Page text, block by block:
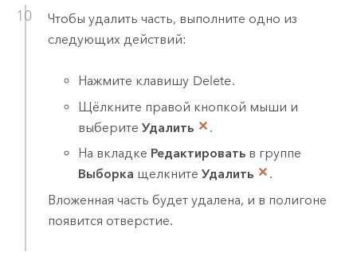
Чтобы удалить часть, выполните одно из
следующих действий:
Нажмите клавишу Delete.
Щёлкните правой кнопкой мыши и
выберитеУдалить
.
На вкладке Редактировать в группе
Выборка щелкнитеУдалить
.
Вложенная часть будет удалена, и в полигоне
появится отверстие.